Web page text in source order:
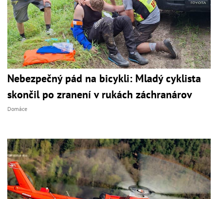
Nebezpečný pád na bicykli: Mladý cyklista
skončil po zranení v rukách záchranárov
Domáce